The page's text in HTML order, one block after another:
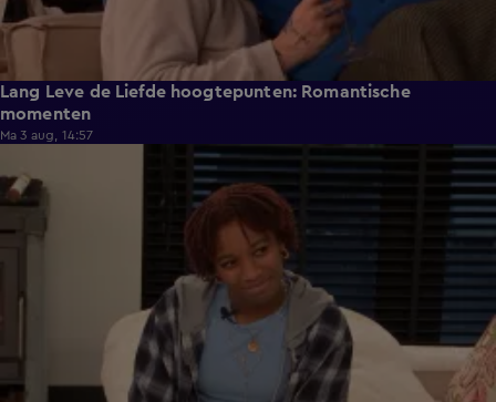
Lang Leve de Liefde hoogtepunten: Romantische
momenten
Ma 3 aug, 14:57